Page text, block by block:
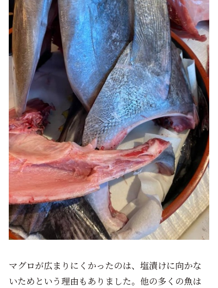
マグロが広まりにくかったのは、塩漬けに向かな
いためという理由もありました。他の多くの魚は